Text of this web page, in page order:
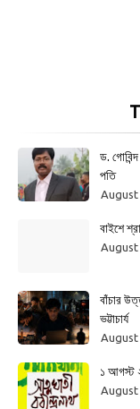
ড.
পতি
August
বাইশে
August
বাঁচার
ভট্টাচার্য
August
১ আগস্ট
August